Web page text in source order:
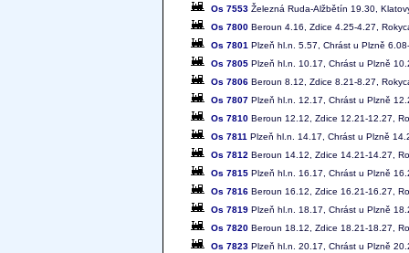
Os 7553 Železná Ruda-Alžbětín 19.30,
Os 7800 Beroun 4.16, Zdice 4.25-4.27,
Os 7801 Plzeň hl.n. 5.57, Chrást u Plzně
Os 7805 Plzeň hl.n. 10.17, Chrást u Plzně
Os 7806 Beroun 8.12, Zdice 8.21-8.27,
Os 7807 Plzeň hl.n. 12.17, Chrást u Plzně
Os 7810 Beroun 12.12, Zdice 12.21-12.27,
Os 7811 Plzeň hl.n. 14.17, Chrást u Plzně
Os 7812 Beroun 14.12, Zdice 14.21-14.27,
Os 7815 Plzeň hl.n. 16.17, Chrást u Plzně
Os 7816 Beroun 16.12, Zdice 16.21-16.27,
Os 7819 Plzeň hl.n. 18.17, Chrást u Plzně
Os 7820 Beroun 18.12, Zdice 18.21-18.27,
Os 7823 Plzeň hl.n. 20.17, Chrást u Plzně